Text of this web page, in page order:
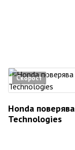
Скорост
Honda
Technologies